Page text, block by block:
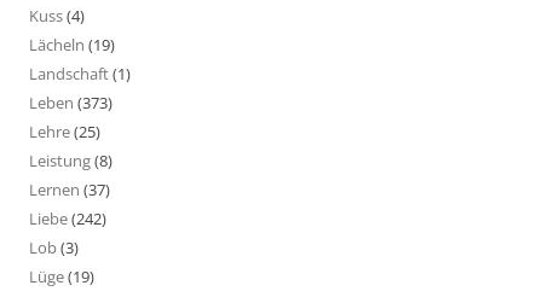
Kuss(4)
Lächeln (19)
Landschaft(1)
Leben (373)
Lehre(25)
Leistung(8)
Lernen (37)
Liebe(242)
Lob(3)
Lüge(19)